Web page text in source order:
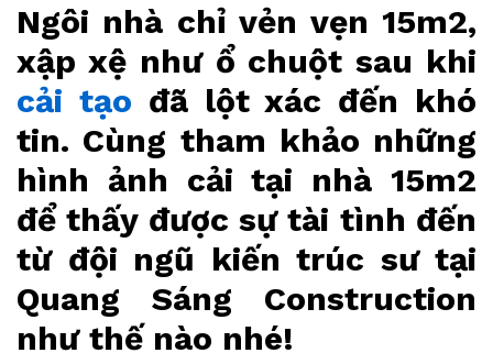
Ngôi nhà chỉ vẻn vẹn 15m2,
xập xệ như ổ chuột sau khi
cải tạo đã lột xác đến khó
tin. Cùng tham khảo những
hình ảnh cải tại nhà 15m2
để thấy được sự tài tình đến
từ đội ngũ kiến trúc sư tại
Quang Sáng Construction
như thế nào nhé!